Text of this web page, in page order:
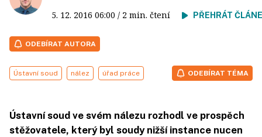
5. 12. 2016 06:00 / 2 min. čtení PŘEHRÁT
ODEBÍRAT AUTORA
Ústavní soud nález úřad práce ODEBÍRAT TÉMA
Ústavní soud ve svém nálezu rozhodl ve prospěch
stěžovatele, který byl soudy nižší instance nucen